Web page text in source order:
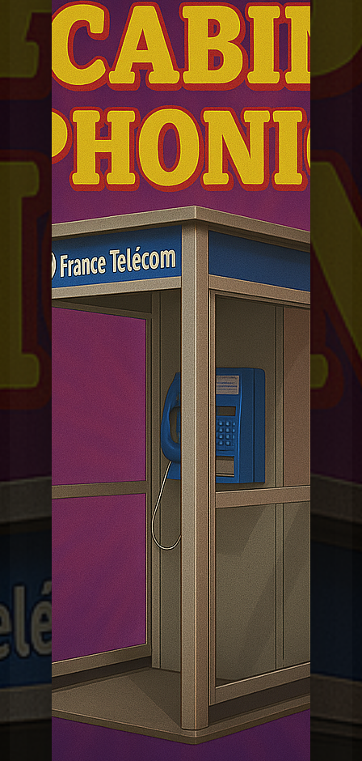
La Madeleine du Graal
MDG 10 Les cabines téléphoniques
La Madeleine du
Graal
MDG 10 Les cabines
téléphoniques
La Madeleine du Graal
La Madeleine du Graal MDG 23 Livres héros
La Madeleine du Graal MDG 22 Les textos
La Madeleine du Graal MDG 21 Les catalogues
La Madeleine du
Graal
MDG 20 Télécommande
universelle
La Madeleine du
Graal
MDG 19 Cartes à
collectionner
La Madeleine du
Graal
MDG 18 Le stylo 4
couleurs
La Madeleine du Graal MDG 17 VHS
La Madeleine du Graal MDG 16 Talkie Walkie